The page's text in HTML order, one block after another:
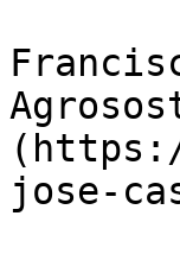
jose-